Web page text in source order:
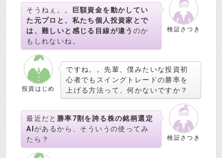
検証さつき
そうねぇ。。
巨額資金を動かしてい
た元プロと、私たち個人投資家とで
は、難しいと感じる目線が違う のか
もしれないね。
投資はじめ
ですね。。先輩、僕みたいな投資初
心者でもスイングトレードの勝率を
上げる方法って、何かないですか？
検証さつき
最近だと 勝率7割を誇る株の銘柄選定
AIがあるから、そういうの使ってみ
たら？